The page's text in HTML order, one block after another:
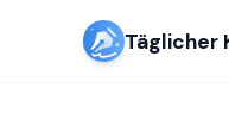
Täglicher